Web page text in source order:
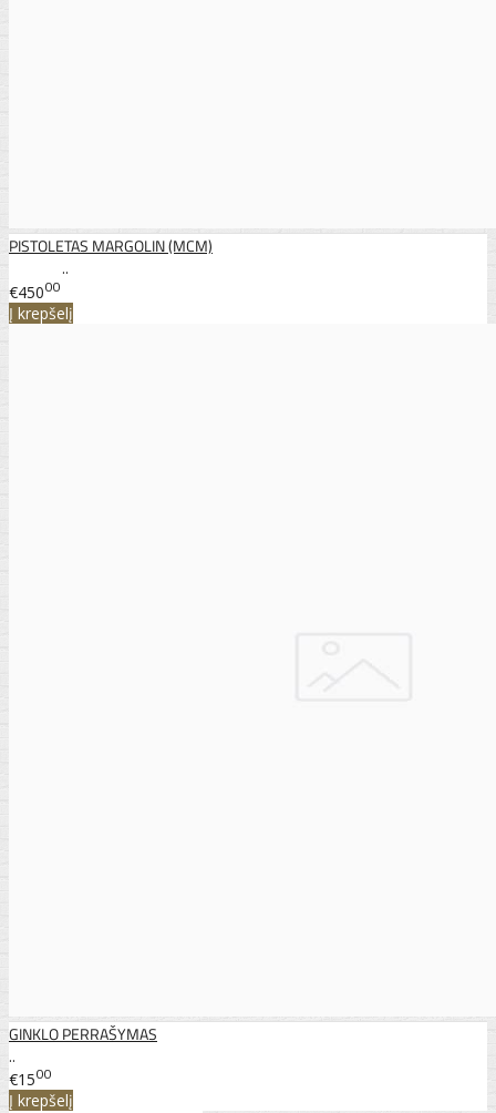
PISTOLETAS MARGOLIN (MCM)
..
€45000
Į krepšelį
GINKLO PERRAŠYMAS
..
€1500
Į krepšelį